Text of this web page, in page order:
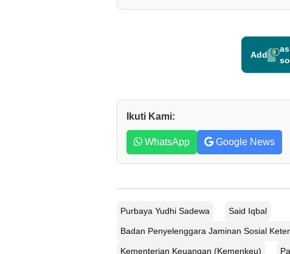
Add
Ikuti Kami:
WhatsApp Google News
Purbaya Yudhi Sadewa Said Iqbal
Badan Penyelenggara Jaminan Sosial
Kementerian Keuangan (Kemenkeu)